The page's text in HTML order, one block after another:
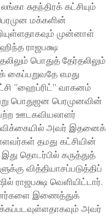
சுதந்திரக் கட்சியும்
மக்களின்
முன்னாள்
ராஜபக்ஷ
பொதுத் தேர்தலிலும்
கைப்பறுவதே எமது
“ஹைப்ரிட்” வாகனம்
பொதுஜன பெரமுனவின்
ஊடகவியலாளர்
அவர் இதனைக்
தமது கட்சியின்
தொடர்பில் கருத்துத்
வித்தியாசப்படுத்திப்
ராஜபக்ஷ வெளியிட்டார்.
இணைத்துக்
அவர்